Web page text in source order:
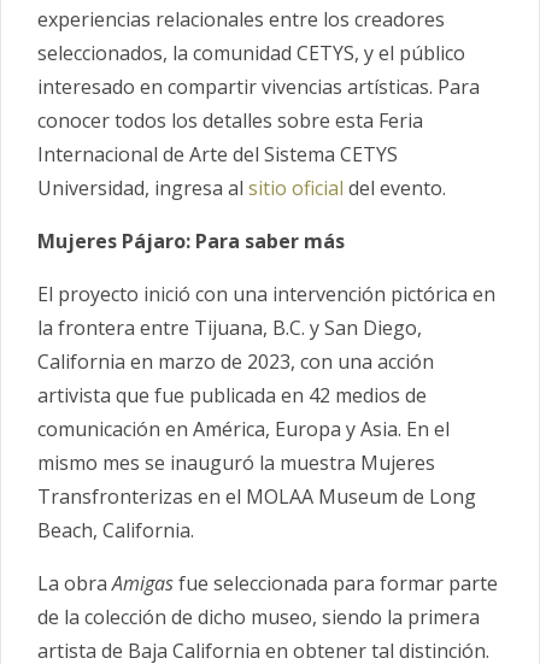
experiencias relacionales entre los creadores
seleccionados, la comunidad CETYS, y el público
interesado en compartir vivencias artísticas. Para
conocer todos los detalles sobre esta Feria
Internacional de Arte del Sistema CETYS
Universidad, ingresa al sitio oficial del evento.
Mujeres Pájaro: Para saber más
El proyecto inició con una intervención pictórica en
la frontera entre Tijuana, B.C. y San Diego,
California en marzo de 2023, con una acción
artivista que fue publicada en 42 medios de
comunicación en América, Europa y Asia. En el
mismo mes se inauguró la muestra Mujeres
Transfronterizas en el MOLAA Museum de Long
Beach, California.
La obraAmigasfue seleccionada para formar parte
de la colección de dicho museo, siendo la primera
artista de Baja California en obtener tal distinción.